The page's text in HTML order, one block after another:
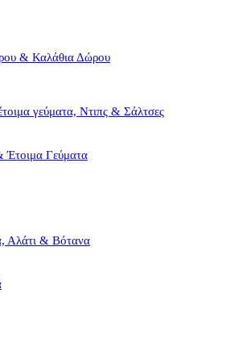
& Καλάθια Δώρου
γεύματα, Ντιπς & Σάλτσες
Έτοιμα Γεύματα
Αλάτι & Βότανα